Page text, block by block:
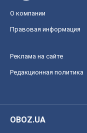
О компании
Правовая информация
Реклама на сайте
Редакционная политика
OBOZ.UA